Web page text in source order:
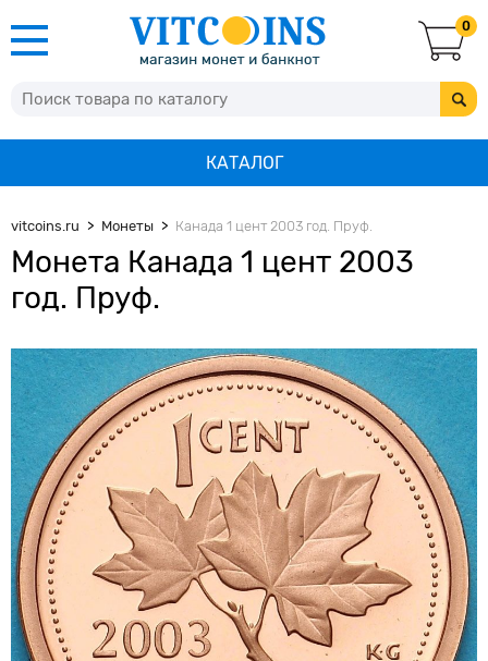
0
КАТАЛОГ
vitcoins.ru Монеты Канада 1 цент 2003 год. Пруф.
Монета Канада 1 цент 2003
год. Пруф.